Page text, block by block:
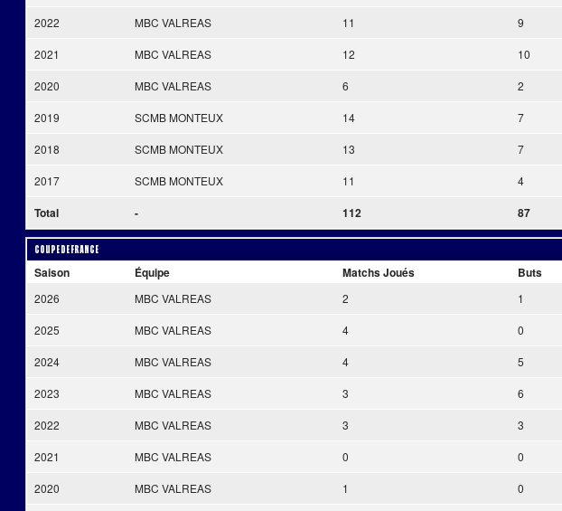
2022 MBC VALREAS 11 9
2021 MBC VALREAS 12 10
2020 MBC VALREAS 6 2
2019 SCMB MONTEUX 14 7
2018 SCMB MONTEUX 13 7
2017 SCMB MONTEUX 11 4
Total - 112 87
Coupe de France
Saison Équipe Matchs Joués Buts
2026 MBC VALREAS 2 1
2025 MBC VALREAS 4 0
2024 MBC VALREAS 4 5
2023 MBC VALREAS 3 6
2022 MBC VALREAS 3 3
2021 MBC VALREAS 0 0
2020 MBC VALREAS 1 0